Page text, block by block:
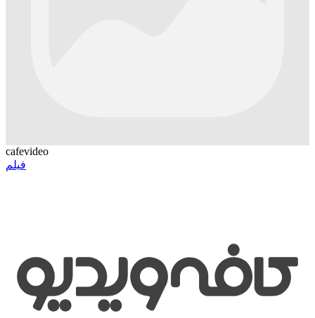
cafevideo
فیلم